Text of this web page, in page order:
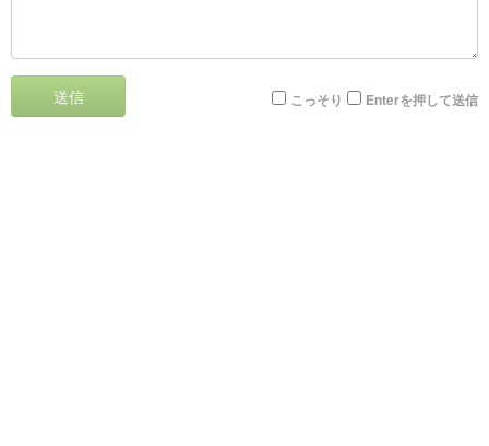
送信 こっそり Enterを押して送信